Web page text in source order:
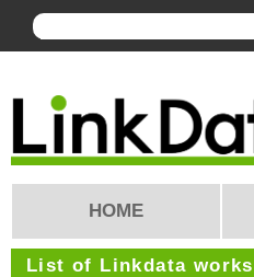
HOME
List of Linkdata works